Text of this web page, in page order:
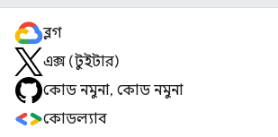
ব্লগ
এক্স (টুইটার)
কোড নমুনা, কোড নমুনা
কোডল্যাব